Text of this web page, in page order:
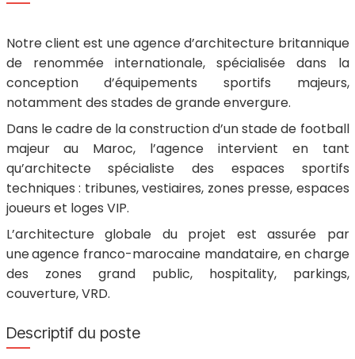
Notre client est une agence d’architecture britannique
de renommée internationale, spécialisée dans la
conception d’équipements sportifs majeurs,
notamment des stades de grande envergure.
Dans le cadre de la construction d’un stade de football
majeur au Maroc, l’agence intervient en tant
qu’architecte spécialiste des espaces sportifs
techniques : tribunes, vestiaires, zones presse, espaces
joueurs et loges VIP.
L’architecture globale du projet est assurée par
uneagence franco-marocaine mandataire, en charge
des zones grand public, hospitality, parkings,
couverture, VRD.
Descriptif du poste